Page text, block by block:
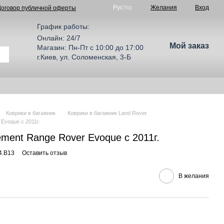
публичной оферты РусУкр Желания Вход
График работы:
Онлайн: 24/7
Магазин: Пн-Пт с 10:00 до 17:00
г.Киев, ул. Соломенская, 3-Б
Мой заказ
Коврики в багажник
Коврики в багажник Land Rover
c 2011г.
Range Rover Evoque c 2011г.
Оставить отзыв
В желания